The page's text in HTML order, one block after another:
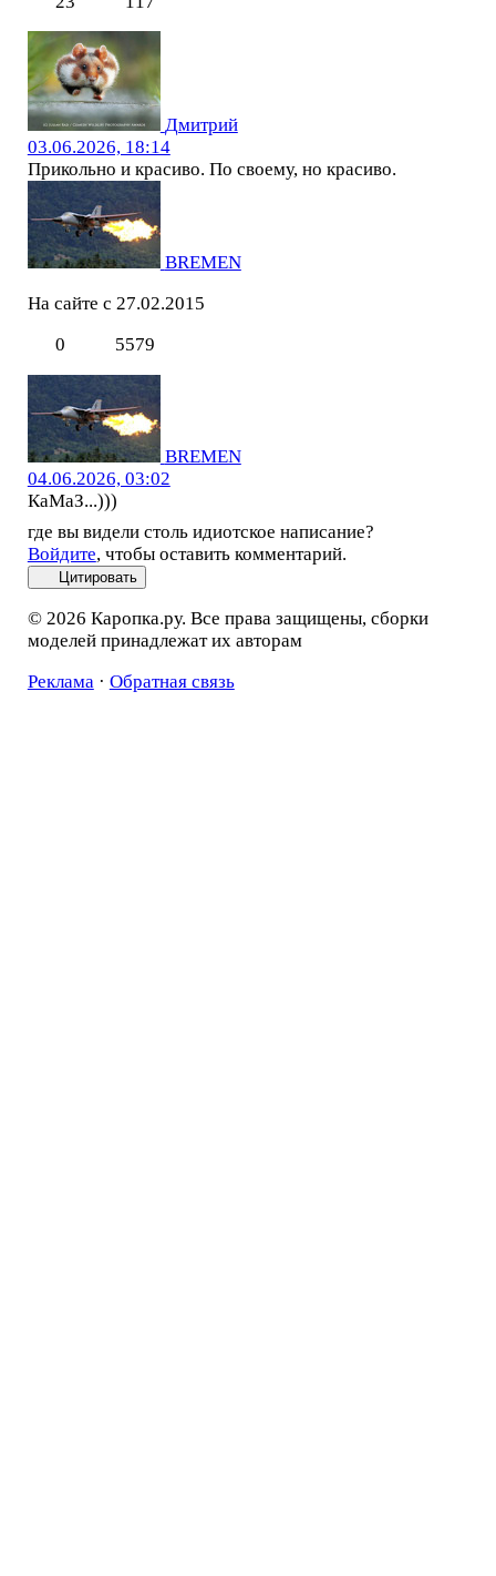
Дмитрий
03.06.2026, 18:14
Прикольно и красиво. По своему, но красиво.
BREMEN
На сайте с 27.02.2015
0
5579
BREMEN
04.06.2026, 03:02
КаМаЗ...)))
где вы видели столь идиотское написание?
Войдите, чтобы оставить комментарий.
Цитировать
© 2026 Каропка.ру. Все права защищены, сборки
моделей принадлежат их авторам
Реклама· Обратная связь